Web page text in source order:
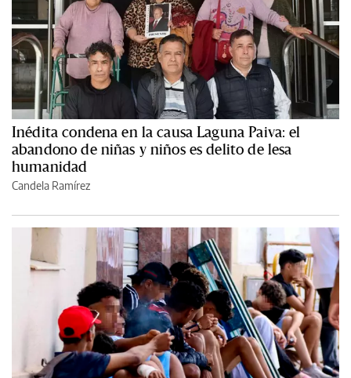
Inédita condena en la causa Laguna Paiva: el
abandono de niñas y niños es delito de lesa
humanidad
Candela Ramírez